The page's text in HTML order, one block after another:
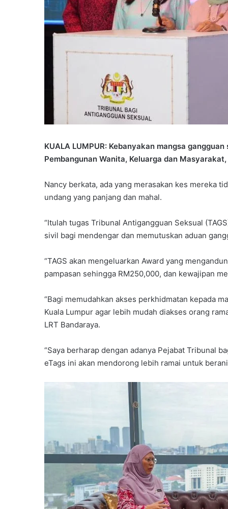
KUALA LUMPUR: Kebanyakan mangsa
Pembangunan Wanita, Keluarga dan
Nancy berkata, ada yang merasakan kes mereka
undang yang panjang dan mahal.
“Itulah tugas Tribunal Antigangguan Seksual
sivil bagi mendengar dan memutuskan aduan
“TAGS akan mengeluarkan Award yang
pampasan sehingga RM250,000, dan kewajipan
“Bagi memudahkan akses perkhidmatan kepada
Kuala Lumpur agar lebih mudah diakses orang
LRT Bandaraya.
“Saya berharap dengan adanya Pejabat Tribunal
eTags ini akan mendorong lebih ramai untuk